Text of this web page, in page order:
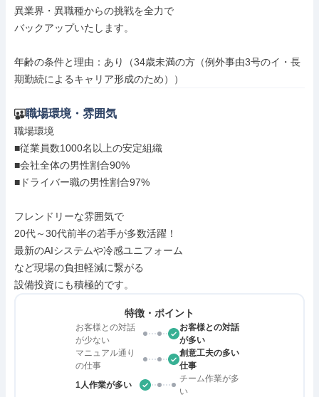
異業界・異職種からの挑戦を全力で
バックアップいたします。
年齢の条件と理由：あり（34歳未満の方（例外事由3号のイ・長
期勤続によるキャリア形成のため））
職場環境・雰囲気
職場環境
■従業員数1000名以上の安定組織
■会社全体の男性割合90%
■ドライバー職の男性割合97%
フレンドリーな雰囲気で
20代～30代前半の若手が多数活躍！
最新のAIシステムや冷感ユニフォーム
など現場の負担軽減に繋がる
設備投資にも積極的です。
特徴・ポイント
お客様との対話
が少ない
お客様との対話
が多い
マニュアル通り
の仕事
創意工夫の多い
仕事
1人作業が多い
チーム作業が多
い